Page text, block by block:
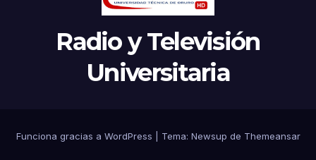
Radio y Televisión
Universitaria
Funciona gracias a WordPress Tema: Newsup de Themeansar